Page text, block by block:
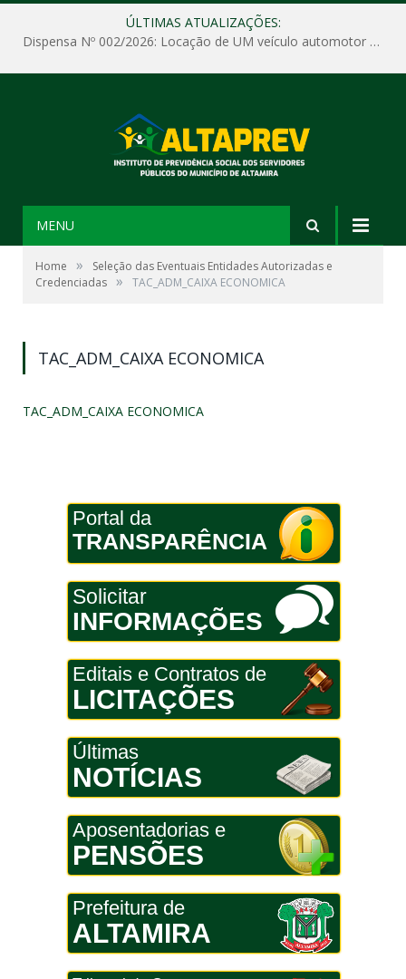
ÚLTIMAS ATUALIZAÇÕES:
Dispensa Nº 002/2026: Locação de UM veículo automotor sem motorista, tipo passeio, com seguro total e quilometragem livre, para atender as demandas operacionais e administrativas do Instituto de Previdência Social dos Servidores Públicos do Município de Altamira – PA – ALTAPREV.
MENU
Home »
Seleção das Eventuais Entidades Autorizadas e
Credenciadas » TAC_ADM_CAIXA ECONOMICA
TAC_ADM_CAIXA ECONOMICA
TAC_ADM_CAIXA ECONOMICA
Portal da
TRANSPARÊNCIA
Solicitar
INFORMAÇÕES
Editais e Contratos de
LICITAÇÕES
Últimas
NOTÍCIAS
Aposentadorias e
PENSÕES
Prefeitura de
ALTAMIRA